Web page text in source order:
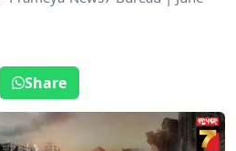
Share